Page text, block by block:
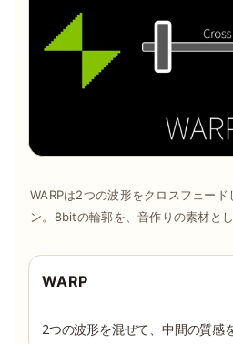
WARPは2つの波形をクロスフェー
ン。8bitの輪郭を、音作りの素材とし
WARP
2つの波形を混ぜて、中間の質感